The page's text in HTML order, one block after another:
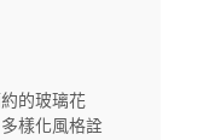
的玻璃花
樣化風格詮